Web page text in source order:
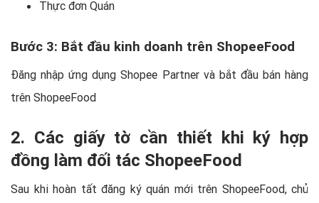
Thực đơn Quán
Bước 3: Bắt đầu kinh doanh trên ShopeeFood
Đăng nhập ứng dụng Shopee Partner và bắt đầu bán hàng
trên ShopeeFood
2. Các giấy tờ cần thiết khi ký hợp
đồng làm đối tác ShopeeFood
Sau khi hoàn tất đăng ký quán mới trên ShopeeFood, chủ